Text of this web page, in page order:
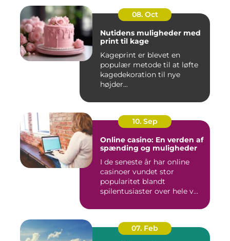
08. Oct
Nutidens muligheder med
print til kage
Kageprint er blevet en
populær metode til at løfte
kagedekoration til nye
højder...
10. Sep
Online casino: En verden af
spænding og muligheder
I de seneste år har online
casinoer vundet stor
popularitet blandt
spilentusiaster over hele v...
07. Feb